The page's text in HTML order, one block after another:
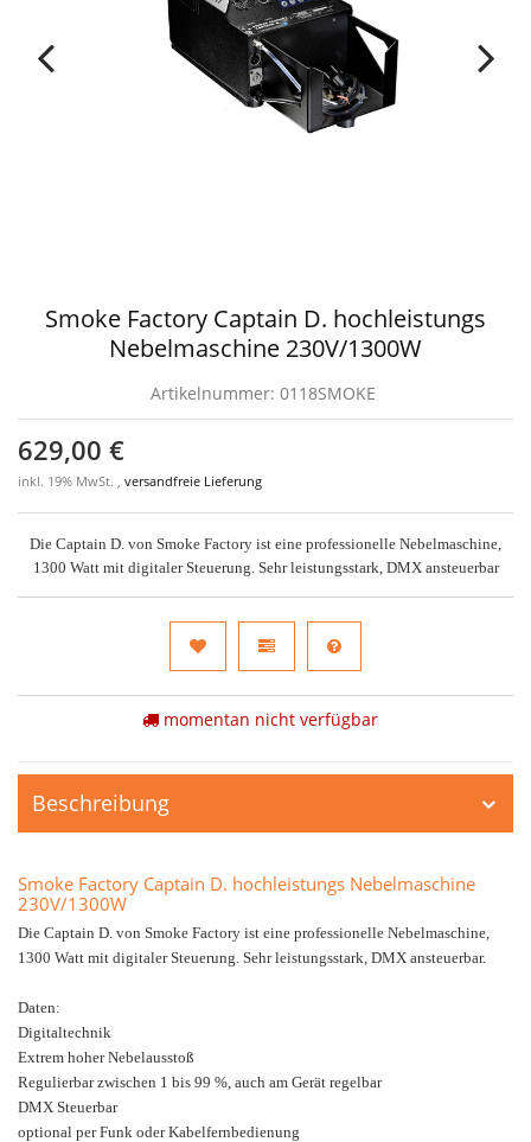
Smoke Factory Captain D. hochleistungs
Nebelmaschine 230V/1300W
Artikelnummer: 0118SMOKE
629,00 €
inkl. 19% MwSt. , versandfreie Lieferung
Die Captain D. von Smoke Factory ist eine professionelle Nebelmaschine,
1300 Watt mit digitaler Steuerung. Sehr leistungsstark, DMX ansteuerbar
momentan nicht verfügbar
Beschreibung
Smoke Factory Captain D. hochleistungs Nebelmaschine
230V/1300W
Die Captain D. von Smoke Factory ist eine professionelle Nebelmaschine,
1300 Watt mit digitaler Steuerung. Sehr leistungsstark, DMX ansteuerbar.
Daten:
Digitaltechnik
Extrem hoher Nebelausstoß
Regulierbar zwischen 1 bis 99 %, auch am Gerät regelbar
DMX Steuerbar
optional per Funk oder Kabelfernbedienung